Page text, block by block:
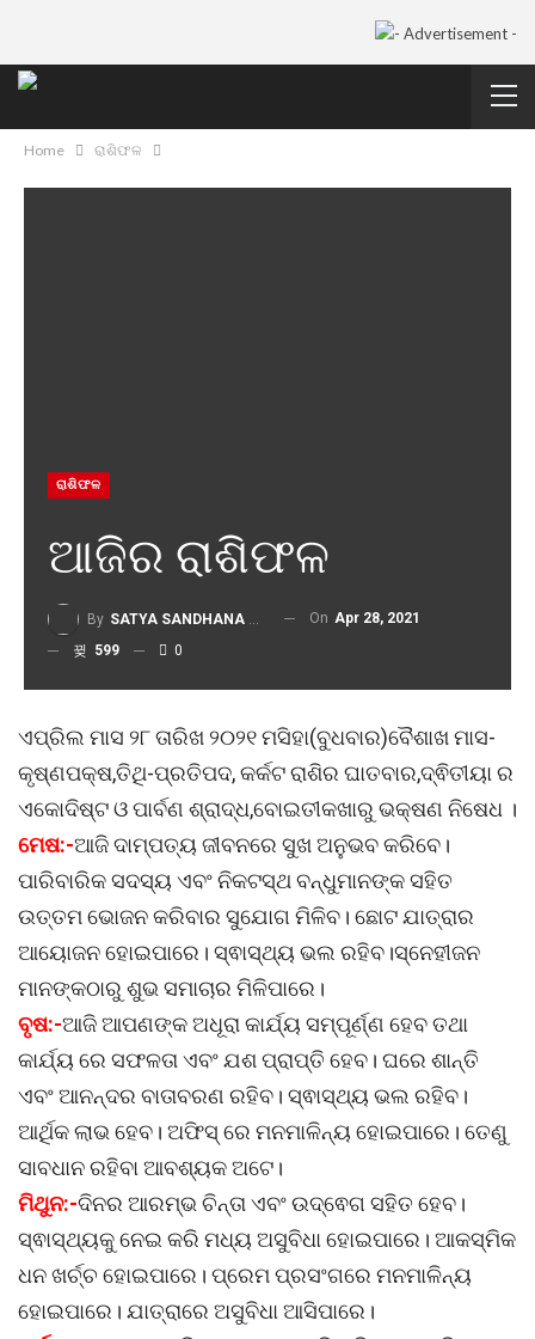
Home ରାଶିଫଳ
ରାଶିଫଳ
ଆଜିର ରାଶିଫଳ
By SATYA SANDHANA DESK On Apr 28, 2021
599
0
ଏପ୍ରିଲ ମାସ ୨୮ ତାରିଖ ୨୦୨୧ ମସିହା(ବୁଧବାର)ବୈଶାଖ ମାସ-
କୃଷ୍ଣପକ୍ଷ,ତିଥି-ପ୍ରତିପଦ, କର୍କଟ ରାଶିର ଘାତବାର,ଦ୍ଵିତୀୟା ର
ଏକୋଦିଷ୍ଟ ଓ ପାର୍ବଣ ଶ୍ରାଦ୍ଧ,ବୋଇତୀକଖାରୁ ଭକ୍ଷଣ ନିଷେଧ ।
ମେଷ:-ଆଜି ଦାମ୍ପତ୍ୟ ଜୀବନରେ ସୁଖ ଅନୁଭବ କରିବେ।
ପାରିବାରିକ ସଦସ୍ୟ ଏବଂ ନିକଟସ୍ଥ ବନ୍ଧୁମାନଙ୍କ ସହିତ
ଉତ୍ତମ ଭୋଜନ କରିବାର ସୁଯୋଗ ମିଳିବ। ଛୋଟ ଯାତ୍ରାର
ଆୟୋଜନ ହୋଇପାରେ। ସ୍ଵାସ୍ଥ୍ୟ ଭଲ ରହିବ।ସ୍ନେହୀଜନ
ମାନଙ୍କଠାରୁ ଶୁଭ ସମାଚାର ମିଳିପାରେ।
ବୃଷ:-ଆଜି ଆପଣଙ୍କ ଅଧୂରା କାର୍ଯ୍ୟ ସମ୍ପୂର୍ଣ୍ଣ ହେବ ତଥା
କାର୍ଯ୍ୟ ରେ ସଫଳତା ଏବଂ ଯଶ ପ୍ରାପ୍ତି ହେବ। ଘରେ ଶାନ୍ତି
ଏବଂ ଆନନ୍ଦର ବାତାବରଣ ରହିବ। ସ୍ଵାସ୍ଥ୍ୟ ଭଲ ରହିବ।
ଆର୍ଥିକ ଲାଭ ହେବ। ଅଫିସ୍ ରେ ମନମାଳିନ୍ୟ ହୋଇପାରେ। ତେଣୁ
ସାବଧାନ ରହିବା ଆବଶ୍ୟକ ଅଟେ।
ମିଥୁନ:-ଦିନର ଆରମ୍ଭ ଚିନ୍ତା ଏବଂ ଉଦ୍ଵେଗ ସହିତ ହେବ।
ସ୍ଵାସ୍ଥ୍ୟକୁ ନେଇ କରି ମଧ୍ୟ ଅସୁବିଧା ହୋଇପାରେ। ଆକସ୍ମିକ
ଧନ ଖର୍ଚ୍ଚ ହୋଇପାରେ। ପ୍ରେମ ପ୍ରସଂଗରେ ମନମାଳିନ୍ୟ
ହୋଇପାରେ। ଯାତ୍ରାରେ ଅସୁବିଧା ଆସିପାରେ।